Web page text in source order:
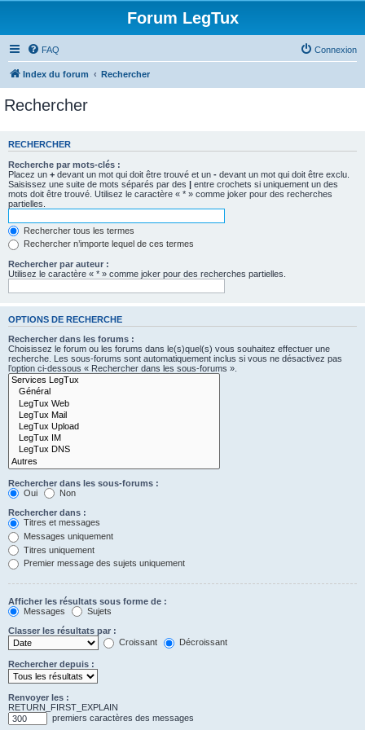
Forum LegTux
FAQ Connexion
Index du forum Rechercher
Rechercher
RECHERCHER
Recherche par mots-clés :
Placez un + devant un mot qui doit être trouvé et un - devant un mot qui doit être exclu.
Saisissez une suite de mots séparés par des | entre crochets si uniquement un des
mots doit être trouvé. Utilisez le caractère « * » comme joker pour des recherches
partielles.
Rechercher tous les termes
Rechercher n’importe lequel de ces termes
Rechercher par auteur :
Utilisez le caractère « * » comme joker pour des recherches partielles.
OPTIONS DE RECHERCHE
Rechercher dans les forums :
Choisissez le forum ou les forums dans le(s)quel(s) vous souhaitez effectuer une
recherche. Les sous-forums sont automatiquement inclus si vous ne désactivez pas
l’option ci-dessous « Rechercher dans les sous-forums ».
Rechercher dans les sous-forums :
Oui
Non
Rechercher dans :
Titres et messages
Messages uniquement
Titres uniquement
Premier message des sujets uniquement
Afficher les résultats sous forme de :
Messages
Sujets
Classer les résultats par :
Croissant
Décroissant
Rechercher depuis :
Renvoyer les :
RETURN_FIRST_EXPLAIN
premiers caractères des messages